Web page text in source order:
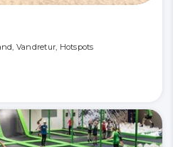
Vandretur, Hotspots